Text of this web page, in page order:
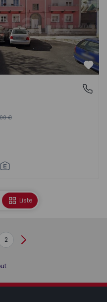
€
Liste
2 Suivant